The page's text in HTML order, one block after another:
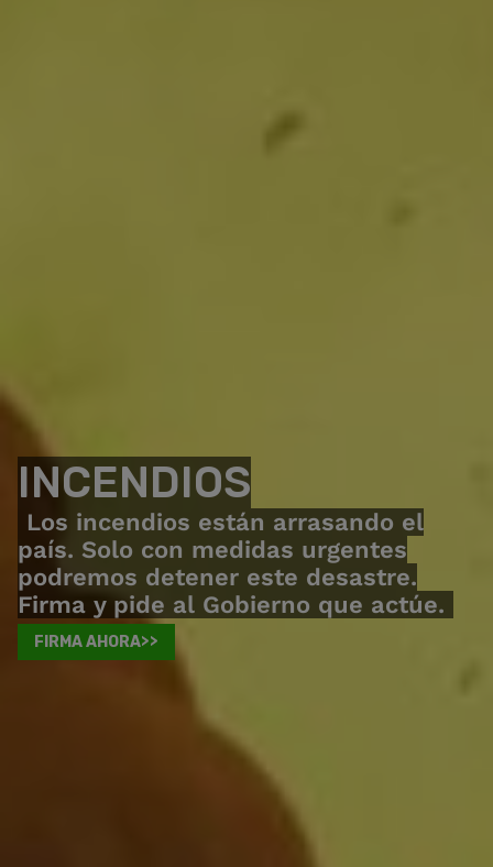
INCENDIOS
Los incendios están arrasando el
país. Solo con medidas urgentes
podremos detener este desastre.
Firma y pide al Gobierno que actúe.
FIRMA AHORA>>